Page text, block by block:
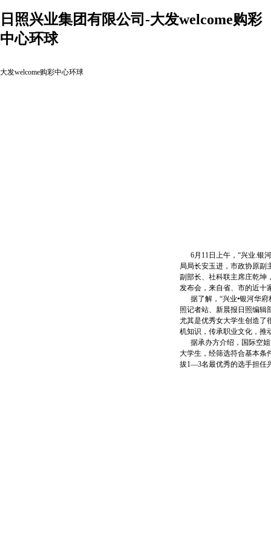
日照兴业集团有限公司-大发welcome购彩
中心环球
大发welcome购彩中心环球
6月11日上午，“兴业.银
局局长安玉进，市政协原副
副部长、社科联主席庄乾坤
发布会，来自省、市的近十
据了解，“兴业•银河华府
照记者站、新晨报日照编辑
尤其是优秀女大学生创造了
机知识，传承职业文化，推
据承办方介绍，国际空姐
大学生，经筛选符合基本条
拔1—3名最优秀的选手担任